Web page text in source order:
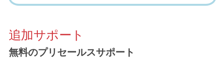
追加サポート
無料のプリセールスサポート